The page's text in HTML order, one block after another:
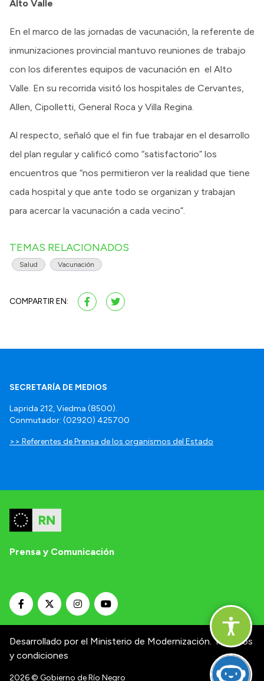
Alto Valle
En el marco de las jornadas de vacunación, la referente de
inmunizaciones provincial mantuvo reuniones de trabajo
con los diferentes equipos de vacunación en el Alto
Valle. En su recorrida visitó los hospitales de Cervantes,
Allen, Cipolletti, General Roca y Villa Regina.
Al respecto, señaló que el fin fue trabajar en el desarrollo
del plan regular y calificó como “satisfactorio” los
encuentros que “nos permitieron ver la realidad que tiene
cada hospital y que ante todo se organizan y trabajan
para acercar la vacunación a cada vecino”.
TEMAS RELACIONADOS
Salud Vacunación
COMPARTIR EN:
SECRETARÍA DE MEDIOS
Laprida 212, Viedma (8500).
Conmutador: (02920) 425700
>> Referentes de Prensa de los organismos del Estado
Prensa y Comunicación
Desarrollado por el Ministerio de Modernización. Términos
y condiciones
2026© Gobierno de Río Negro